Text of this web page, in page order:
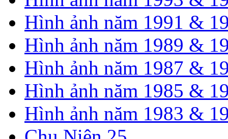
Hình ảnh năm 1991 &
Hình ảnh năm 1989 &
Hình ảnh năm 1987 &
Hình ảnh năm 1985 &
Hình ảnh năm 1983 &